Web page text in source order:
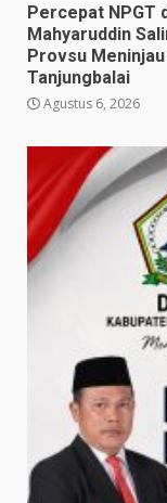
Percepat NPGT
Mahyaruddin
Provsu
Tanjungbalai
Agustus 6, 2026